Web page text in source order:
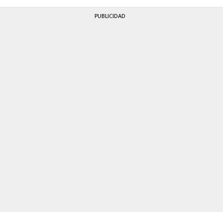
PUBLICIDAD